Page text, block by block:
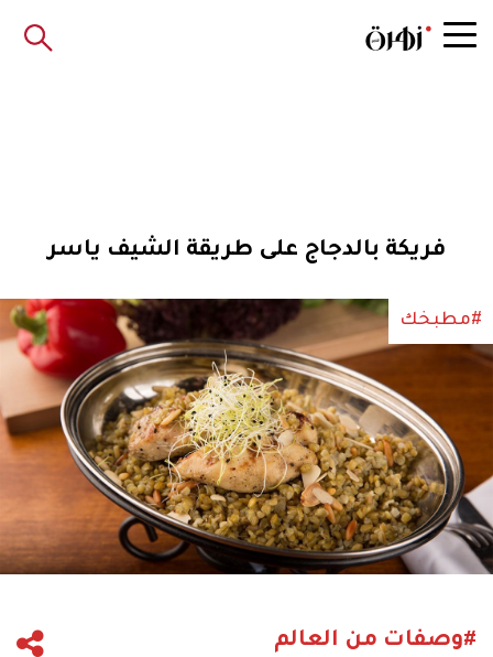
فريكة بالدجاج على طريقة الشيف ياسر
#مطبخك
#وصفات من العالم